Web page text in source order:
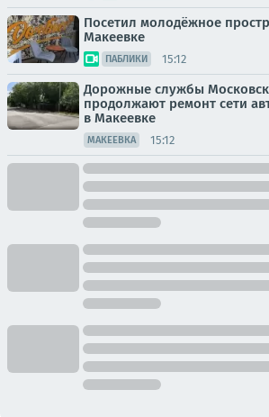
Посетил молодёжное
Макеевке
ПАБЛИКИ 15:12
Дорожные службы
продолжают ремонт сети
в Макеевке
МАКЕЕВКА 15:12